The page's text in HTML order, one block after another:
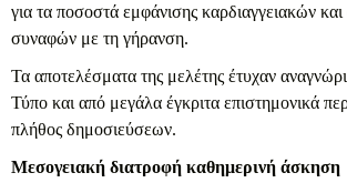
για τα ποσοστά εμφάνισης καρδιαγγειακών
συναφών με τη γήρανση.
Τα αποτελέσματα της μελέτης έτυχαν
Τύπο και από μεγάλα έγκριτα επιστημονικά
πλήθος δημοσιεύσεων.
Μεσογειακή διατροφή καθημερινή άσκηση